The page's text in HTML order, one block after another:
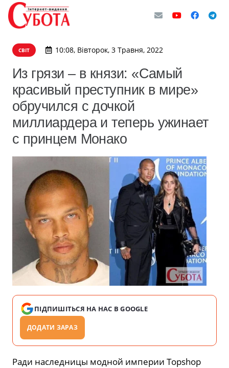
СВІТ 10:08, Вівторок, 3 Травня, 2022
Из грязи – в князи: «Самый
красивый преступник в мире»
обручился с дочкой
миллиардера и теперь ужинает
с принцем Монако
ПІДПИШІТЬСЯ НА НАС В GOOGLE
ДОДАТИ ЗАРАЗ
Ради наследницы модной империи Topshop